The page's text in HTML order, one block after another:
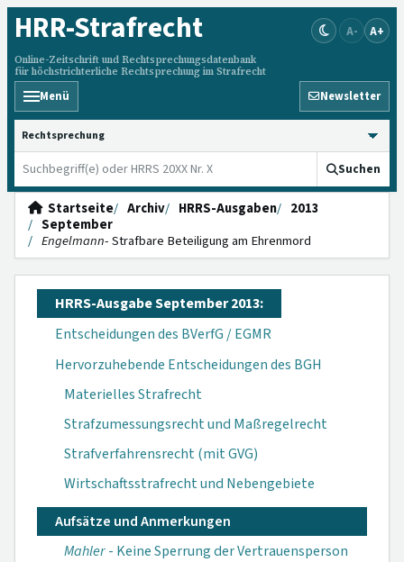
HRR-Strafrecht
Online-Zeitschrift und Rechtsprechungsdatenbank
für höchstrichterliche Rechtsprechung im Strafrecht
A- A+
Menü Newsletter
HRRS durchsuchen
Suchen
Startseite Archiv HRRS-Ausgaben
2013
September
Engelmann- Strafbare Beteiligung am Ehrenmord
HRRS-Ausgabe September 2013:
Entscheidungen des BVerfG / EGMR
Hervorzuhebende Entscheidungen des BGH
Materielles Strafrecht
Strafzumessungsrecht und Maßregelrecht
Strafverfahrensrecht (mit GVG)
Wirtschaftsstrafrecht und Nebengebiete
Aufsätze und Anmerkungen
Mahler- Keine Sperrung der Vertrauensperson